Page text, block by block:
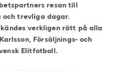
resan till
trevliga dagar.
verkligen rätt på alla
Försäljnings- och
Elitfotboll.